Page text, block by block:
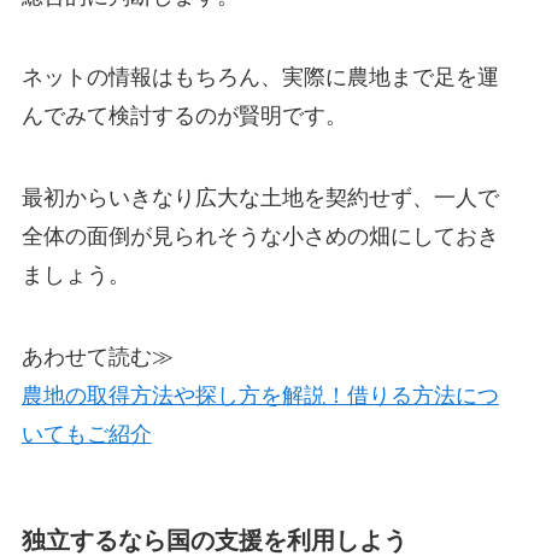
ネットの情報はもちろん、 実際に農地まで足を運
んでみて検討するのが賢明 です。
最初からいきなり広大な土地を契約せず、一人で
全体の面倒が見られそうな小さめの畑にしておき
ましょう。
あわせて読む≫
農地の取得方法や探し方を解説！借りる方法につ
いてもご紹介
独立するなら国の支援を利用しよう